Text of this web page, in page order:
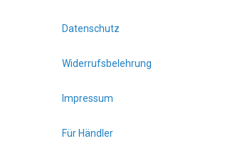
Datenschutz
Widerrufsbelehrung
Impressum
Für Händler